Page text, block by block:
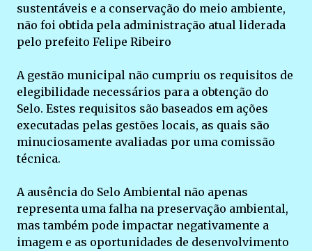
sustentáveis e a conservação do meio ambiente,
não foi obtida pela administração atual liderada
pelo prefeito Felipe Ribeiro
A gestão municipal não cumpriu os requisitos de
elegibilidade necessários para a obtenção do
Selo. Estes requisitos são baseados em ações
executadas pelas gestões locais, as quais são
minuciosamente avaliadas por uma comissão
técnica.
A ausência do Selo Ambiental não apenas
representa uma falha na preservação ambiental,
mas também pode impactar negativamente a
imagem e as oportunidades de desenvolvimento